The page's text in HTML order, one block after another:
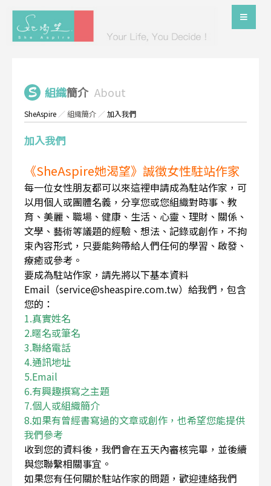
組織簡介 About
SheAspire ／組織簡介 ／加入我們
加入我們
《SheAspire她渴望》誠徵女性駐站作家
每一位女性朋友都可以來這裡申請成為駐站作家，可
以用個人或團體名義，分享您或您組織對時事、教
育、美麗、職場、健康、生活、心靈、理財、關係、
文學、藝術等議題的經驗、想法、記錄或創作，不拘
束內容形式，只要能夠帶給人們任何的學習、啟發、
療癒或參考。
要成為駐站作家，請先將以下基本資料
Email（service@sheaspire.com.tw）給我們，包含
您的：
1.真實姓名
2.暱名或筆名
3.聯絡電話
4.通訊地址
5.Email
6.有興趣撰寫之主題
7.個人或組織簡介
8.如果有曾經書寫過的文章或創作，也希望您能提供
我們參考
收到您的資料後，我們會在五天內審核完畢，並後續
與您聯繫相關事宜。
如果您有任何關於駐站作家的問題，歡迎連絡我們